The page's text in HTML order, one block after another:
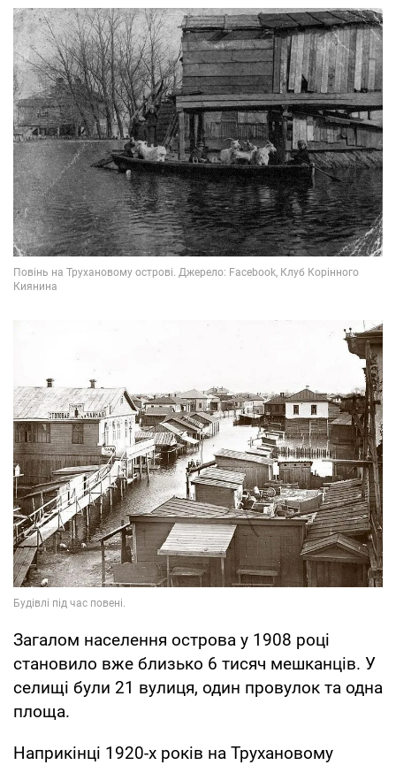
Загалом населення острова у 1908 році
становило вже близько 6 тисяч мешканців. У
селищі були 21 вулиця, один провулок та одна
площа.
Наприкінці 1920-х років на Трухановому